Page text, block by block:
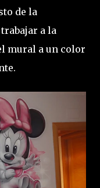
de la
a la
mural a un color